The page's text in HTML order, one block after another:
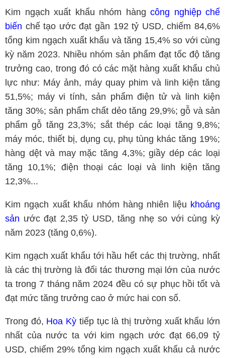
Kim ngạch xuất khẩu nhóm hàng công nghiệp chế
biến chế tạo ước đạt gần 192 tỷ USD, chiếm 84,6%
tổng kim ngạch xuất khẩu và tăng 15,4% so với cùng
kỳ năm 2023. Nhiều nhóm sản phẩm đạt tốc độ tăng
trưởng cao, trong đó có các mặt hàng xuất khẩu chủ
lực như: Máy ảnh, máy quay phim và linh kiện tăng
51,5%; máy vi tính, sản phẩm điện tử và linh kiện
tăng 30%; sản phẩm chất dẻo tăng 29,9%; gỗ và sản
phẩm gỗ tăng 23,3%; sắt thép các loại tăng 9,8%;
máy móc, thiết bị, dụng cụ, phụ tùng khác tăng 19%;
hàng dệt và may mặc tăng 4,3%; giầy dép các loại
tăng 10,1%; điện thoại các loại và linh kiện tăng
12,3%...
Kim ngạch xuất khẩu nhóm hàng nhiên liệu khoáng
sản ước đạt 2,35 tỷ USD, tăng nhẹ so với cùng kỳ
năm 2023 (tăng 0,6%).
Kim ngạch xuất khẩu tới hầu hết các thị trường, nhất
là các thị trường là đối tác thương mại lớn của nước
ta trong 7 tháng năm 2024 đều có sự phục hồi tốt và
đạt mức tăng trưởng cao ở mức hai con số.
Trong đó, Hoa Kỳ tiếp tục là thị trường xuất khẩu lớn
nhất của nước ta với kim ngạch ước đạt 66,09 tỷ
USD, chiếm 29% tổng kim ngạch xuất khẩu cả nước